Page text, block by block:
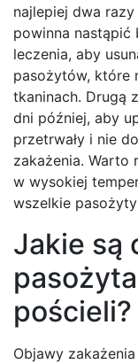
najlepiej dwa
powinna nastąpić
leczenia, aby
pasożytów, które
tkaninach. Drugą
dni później, aby
przetrwały i nie
zakażenia. Warto
w wysokiej
wszelkie
Jakie są
pościeli?
Objawy